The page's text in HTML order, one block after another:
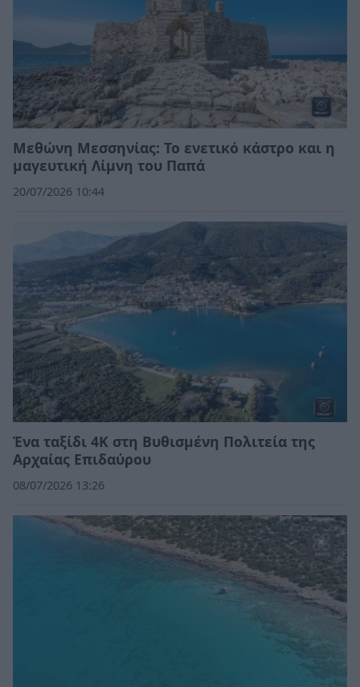
Μεθώνη Μεσσηνίας: Το ενετικό κάστρο και η
μαγευτική Λίμνη του Παπά
20/07/2026 10:44
Ένα ταξίδι 4K στη Βυθισμένη Πολιτεία της
Αρχαίας Επιδαύρου
08/07/2026 13:26